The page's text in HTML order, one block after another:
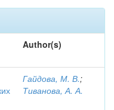
Author(s)
Гайдова, М. В.;
Тиванова, А. А.